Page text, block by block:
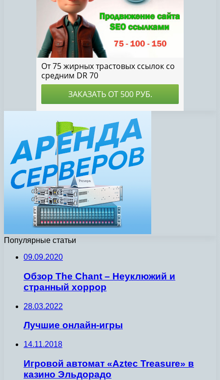
Популярные статьи
09.09.2020
Обзор The Chant – Неуклюжий и
странный хоррор
28.03.2022
Лучшие онлайн-игры
14.11.2018
Игровой автомат «Aztec Treasure» в
казино Эльдорадо